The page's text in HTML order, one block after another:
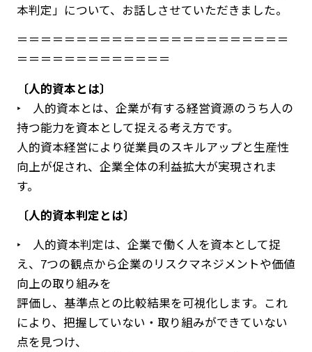
本判定」について、お話しさせていただきました。
＝＝＝＝＝＝＝＝＝＝＝＝＝＝＝＝＝＝＝＝＝＝＝
＝＝＝＝＝＝＝＝＝＝＝＝＝
〔人的資本とは〕
‣ 人的資本とは、企業が有する経営資源のうち人の
持つ能力を資本として捉える考え方です。
人的資本経営により従業員のスキルアップと生産性
向上が促され、企業全体の利益拡大が実現されま
す。
〔人的資本判定とは〕
‣ 人的資本判定は、企業で働く人を資本として捉
え、7つの観点から企業のリスクマネジメントや価値
向上の取り組みを
評価し、基準点との比較結果を可視化します。これ
により、把握していない・取り組みができていない
点を見つけ、